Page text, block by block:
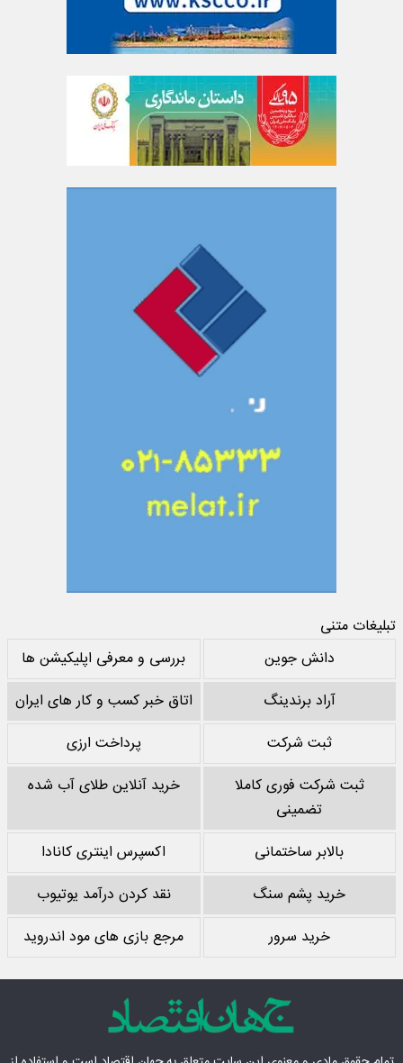
تبلیغات متنی
دانش جوین
بررسی و معرفی اپلیکیشن ها
آراد برندینگ
اتاق خبر کسب و کار های ایران
ثبت شرکت
پرداخت ارزی
ثبت شرکت فوری کاملا
تضمینی
خرید آنلاین طلای آب شده
بالابر ساختمانی
اکسپرس اینتری کانادا
خرید پشم سنگ
نقد کردن درآمد یوتیوب
خرید سرور
مرجع بازی های مود اندروید